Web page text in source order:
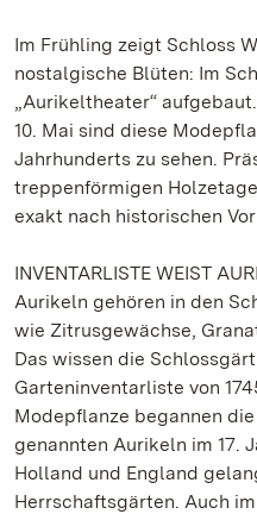
Im Frühling zeigt Schloss
nostalgische Blüten: Im
„Aurikeltheater“
10. Mai sind diese
Jahrhunderts zu sehen.
treppenförmigen
exakt nach historischen
INVENTARLISTE WEIST
Aurikeln gehören in den
wie Zitrusgewächse,
Das wissen die
Garteninventarliste von
Modepflanze begannen
genannten Aurikeln im 17.
Holland und England
Herrschaftsgärten. Auch